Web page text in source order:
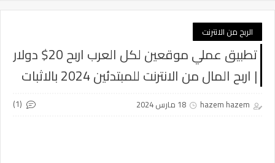
الربح من الانترنت
تطبيق عملي موقعين لكل العرب اربح 20$ دولار
| اربح المال من الانترنت للمبتدئين 2024 بالاثبات
hazem hazem 18 مارس 2024 (1)